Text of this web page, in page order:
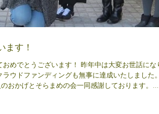
ます！
めでとうございます！ 昨年中は大変お世話にな
ウドファンディングも無事に達成いたしました
おかげとそらまめの会一同感謝しております。...